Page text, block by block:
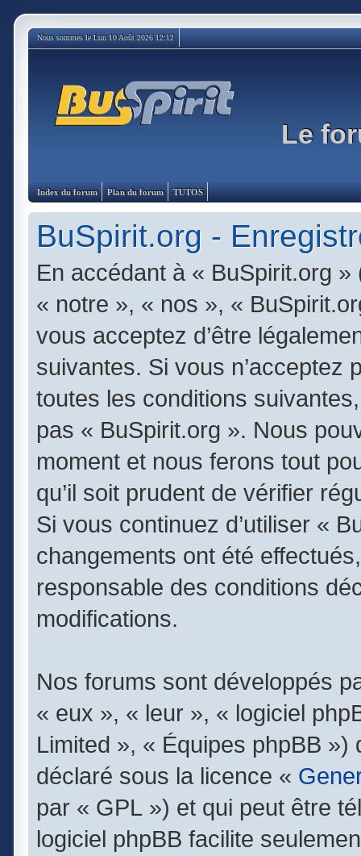
Nous sommes le Lun 10 Août 2026 12:12
Le
Index du forum Plan du forum TUTOS
BuSpirit.org -
En accédant à « BuSpirit.org
« notre », « nos », «
vous acceptez d’être
suivantes. Si vous n’acceptez
toutes les conditions
pas « BuSpirit.org ». Nous
moment et nous ferons tout
qu’il soit prudent de vérifier
Si vous continuez d’utiliser «
changements ont été
responsable des conditions
modifications.
Nos forums sont développés
« eux », « leur », « logiciel
Limited », « Équipes phpBB
déclaré sous la licence «
par « GPL ») et qui peut être
logiciel phpBB facilite